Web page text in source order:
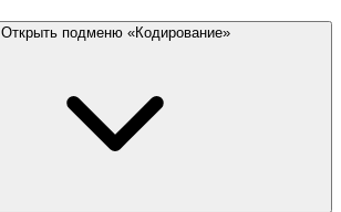
Открыть подменю «Кодирование»